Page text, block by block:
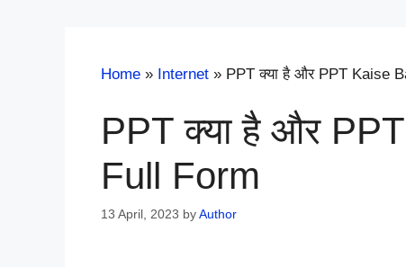
Home » Internet » PPT क्या है और PPT Kaise
PPT क्या है और
Full Form
13 April, 2023 byAuthor